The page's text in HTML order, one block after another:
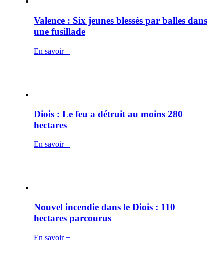
Valence : Six jeunes blessés par balles dans
une fusillade
En savoir +
Diois : Le feu a détruit au moins 280
hectares
En savoir +
Nouvel incendie dans le Diois : 110
hectares parcourus
En savoir +